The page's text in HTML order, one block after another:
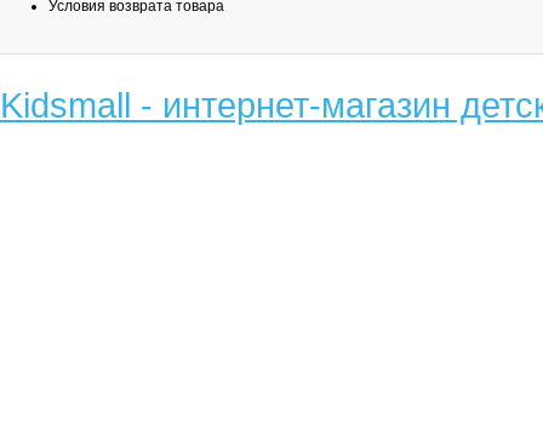
Условия возврата товара
Kidsmall - интернет-магазин